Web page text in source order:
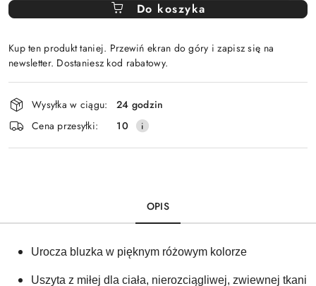
Do koszyka
Kup ten produkt taniej. Przewiń ekran do góry i zapisz się na
newsletter. Dostaniesz kod rabatowy.
Dostępność
i
dostawa
Wysyłka w ciągu:
24 godzin
Cena przesyłki:
10
OPIS
Urocza bluzka w pięknym różowym kolorze
Uszyta z miłej dla ciała, nierozciągliwej, zwiewnej